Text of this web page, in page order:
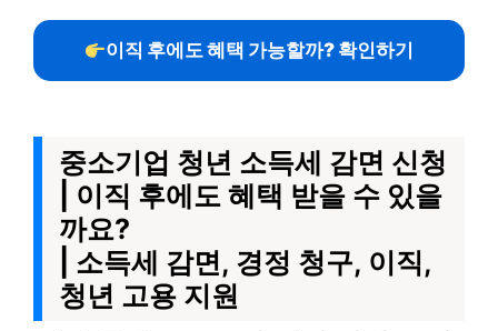
이직 후에도 혜택 가능할까? 확인하기
중소기업 청년 소득세 감면 신청
| 이직 후에도 혜택 받을 수 있을
까요?
| 소득세 감면, 경정 청구, 이직,
청년 고용 지원